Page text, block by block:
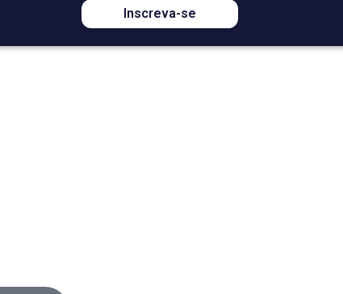
Inscreva-se